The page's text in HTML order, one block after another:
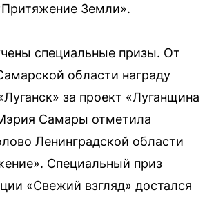
Земли».
специальные призы. От
области награду
за проект «Луганщина
Самары отметила
Ленинградской области
Специальный приз
«Свежий взгляд» достался